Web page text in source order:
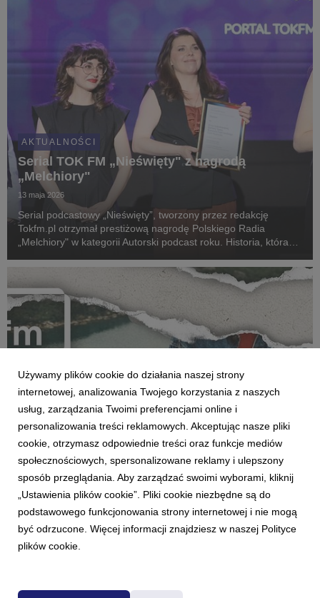
AKTUALNOŚCI
Serial TOK FM „Nieświęty" z nagrodą
„Melchiory"
13 maja 2026
Serial podcastowy „Nieświęty”, tworzony przez redakcję
Tokfm.pl otrzymał prestiżową nagrodę Polskiego Radia
„Melchiory" w kategorii Autorski podcast roku. Historia, która
śledztwa wokół największej od 30 lat spraw...
AKTUALNOŚCI
„Misja: Kaja” – nowy podcast śledczy TOK FM
3 marca 2026
Radio TOK FM prezentuje autorski podcast śledczy „Misja:
Kaja”. To poruszająca, bezkompromisowa opowieść o
zmaganiach z traumą z przeszłości, o walce o siebie i o
Używamy plików cookie do działania naszej strony
internetowej, analizowania Twojego korzystania z naszych
usług, zarządzania Twoimi preferencjami online i
personalizowania treści reklamowych. Akceptując nasze pliki
cookie, otrzymasz odpowiednie treści oraz funkcje mediów
społecznościowych, spersonalizowane reklamy i ulepszony
sposób przeglądania. Aby zarządzać swoimi wyborami, kliknij
„Ustawienia plików cookie”. Pliki cookie niezbędne są do
podstawowego funkcjonowania strony internetowej i nie mogą
być odrzucone. Więcej informacji znajdziesz w naszej Polityce
plików cookie.